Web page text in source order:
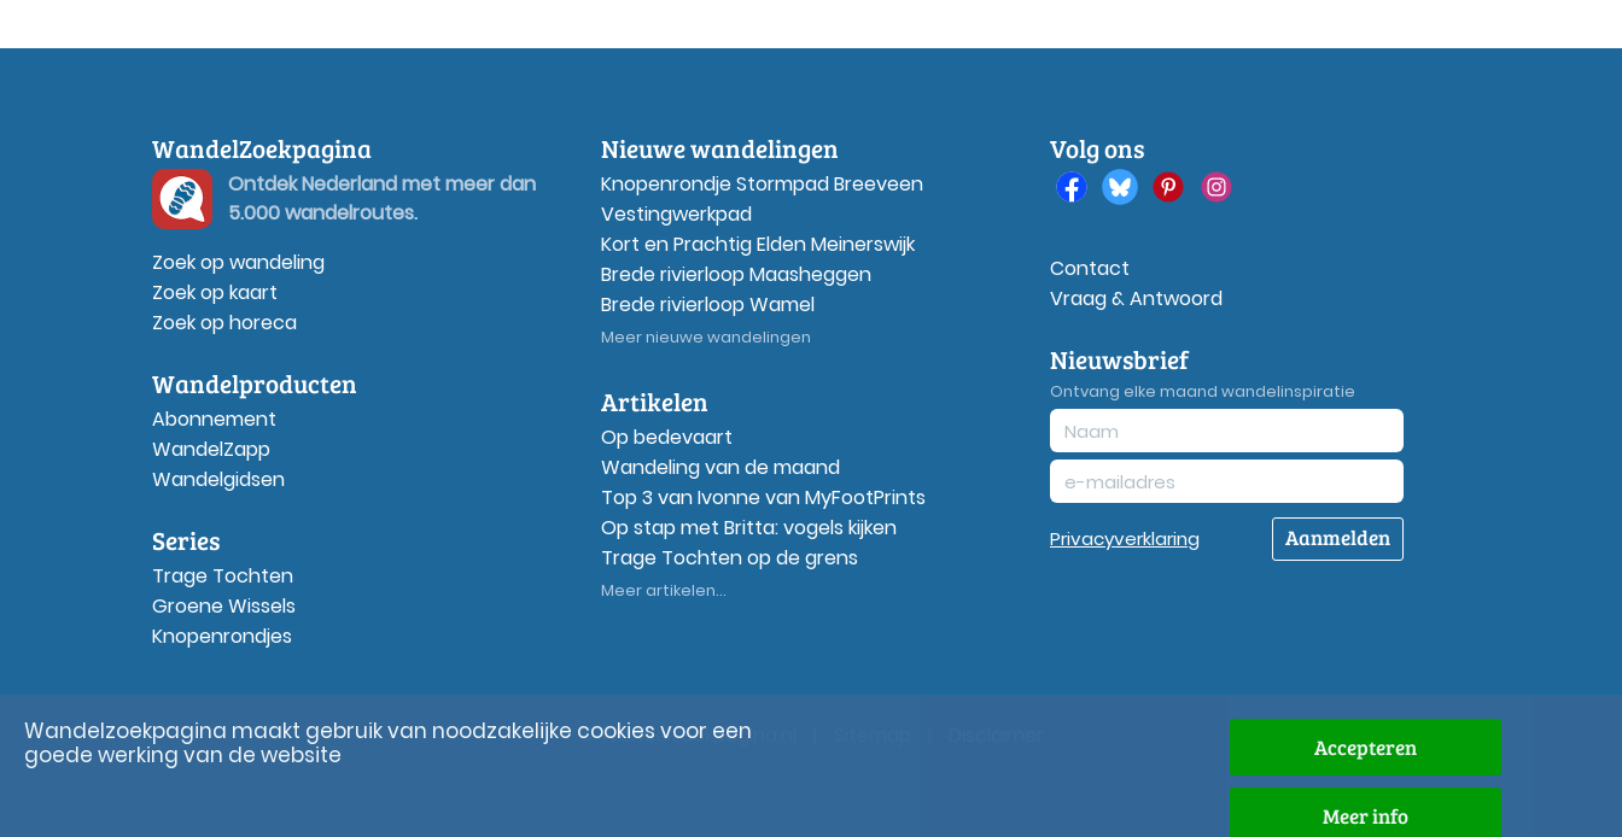
WandelZoekpagina
Ontdek Nederland met meer dan
5.000 wandelroutes.
Zoek op wandeling
Zoek op kaart
Zoek op horeca
Wandelproducten
Abonnement
WandelZapp
Wandelgidsen
Series
Trage Tochten
Groene Wissels
Knopenrondjes
Nieuwe wandelingen
Knopenrondje Stormpad Breeveen
Vestingwerkpad
Kort en Prachtig Elden Meinerswijk
Brede rivierloop Maasheggen
Brede rivierloop Wamel
Meer nieuwe wandelingen
Artikelen
Op bedevaart
Wandeling van de maand
Top 3 van Ivonne van MyFootPrints
Op stap met Britta: vogels kijken
Trage Tochten op de grens
Meer artikelen...
Volg ons
Contact
Vraag & Antwoord
Nieuwsbrief
Ontvang elke maand wandelinspiratie
Privacyverklaring Aanmelden
© Wandelzoekpagina.nl
Wandelzoekpagina maakt gebruik van noodzakelijke cookies voor een
goede werking van de website
Accepteren
Meer info